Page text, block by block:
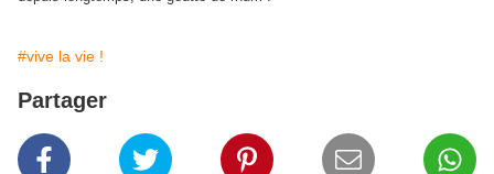
#vive la vie !
Partager